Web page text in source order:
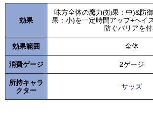
効果
味方全体の魔力(効果：中)&防
果：小)を一定時間アップ+ヘイ
防ぐバリアを
効果範囲 全体
消費ゲージ 2ゲージ
所持キャラ
クター
サッズ